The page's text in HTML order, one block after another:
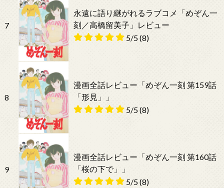
7
永遠に語り継がれるラブコメ「めぞん一
刻／高橋留美子」レビュー
5/5(8)
8
漫画全話レビュー「めぞん一刻 第159話
「形見」」
5/5(8)
9
漫画全話レビュー「めぞん一刻 第160話
「桜の下で」」
5/5(8)